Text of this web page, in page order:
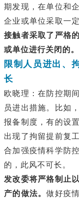
期发现，在单位和
企业或单位采取一定
接触者采取了严格
或单位进行关闭的。
限制人员进出、
长
欧晓理：在防控期
员进出措施。比如
报备制度，有的设
出现了拘留提前复
合加强疫情科学防
的，此风不可长。
发改委将严格制止
产的做法。做好疫